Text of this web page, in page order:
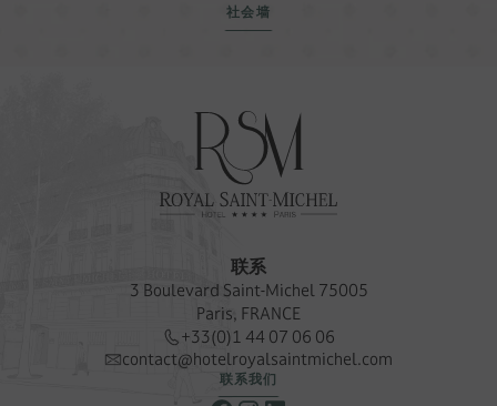
社会墙
联系
3 Boulevard Saint-Michel 75005
Paris, FRANCE
+33(0)1 44 07 06 06
contact@hotelroyalsaintmichel.com
联系我们